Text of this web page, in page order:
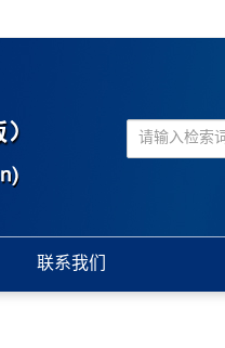
联系我们